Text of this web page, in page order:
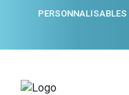
PERSONNALISABLES